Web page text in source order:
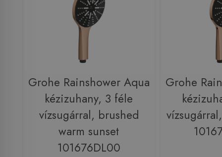
Grohe Rainshower Aqua
kézizuhany, 3 féle
vízsugárral, brushed
warm sunset
101676DL00
Grohe